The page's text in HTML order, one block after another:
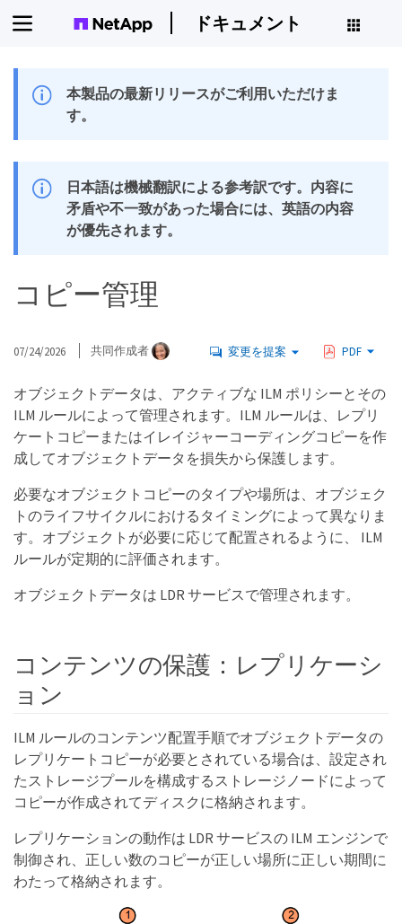
ドキュメント
本製品の最新リリースがご利用いただけま
す。
日本語は機械翻訳による参考訳です。内容に
矛盾や不一致があった場合には、英語の内容
が優先されます。
コピー管理
07/24/2026 共同作成者 変更を提案 PDF
オブジェクトデータは、アクティブな ILM ポリシーとその
ILM ルールによって管理されます。ILM ルールは、レプリ
ケートコピーまたはイレイジャーコーディングコピーを作
成してオブジェクトデータを損失から保護します。
必要なオブジェクトコピーのタイプや場所は、オブジェク
トのライフサイクルにおけるタイミングによって異なりま
す。オブジェクトが必要に応じて配置されるように、 ILM
ルールが定期的に評価されます。
オブジェクトデータは LDR サービスで管理されます。
コンテンツの保護：レプリケーシ
ョン
ILM ルールのコンテンツ配置手順でオブジェクトデータの
レプリケートコピーが必要とされている場合は、設定され
たストレージプールを構成するストレージノードによって
コピーが作成されてディスクに格納されます。
レプリケーションの動作は LDR サービスの ILM エンジンで
制御され、正しい数のコピーが正しい場所に正しい期間に
わたって格納されます。